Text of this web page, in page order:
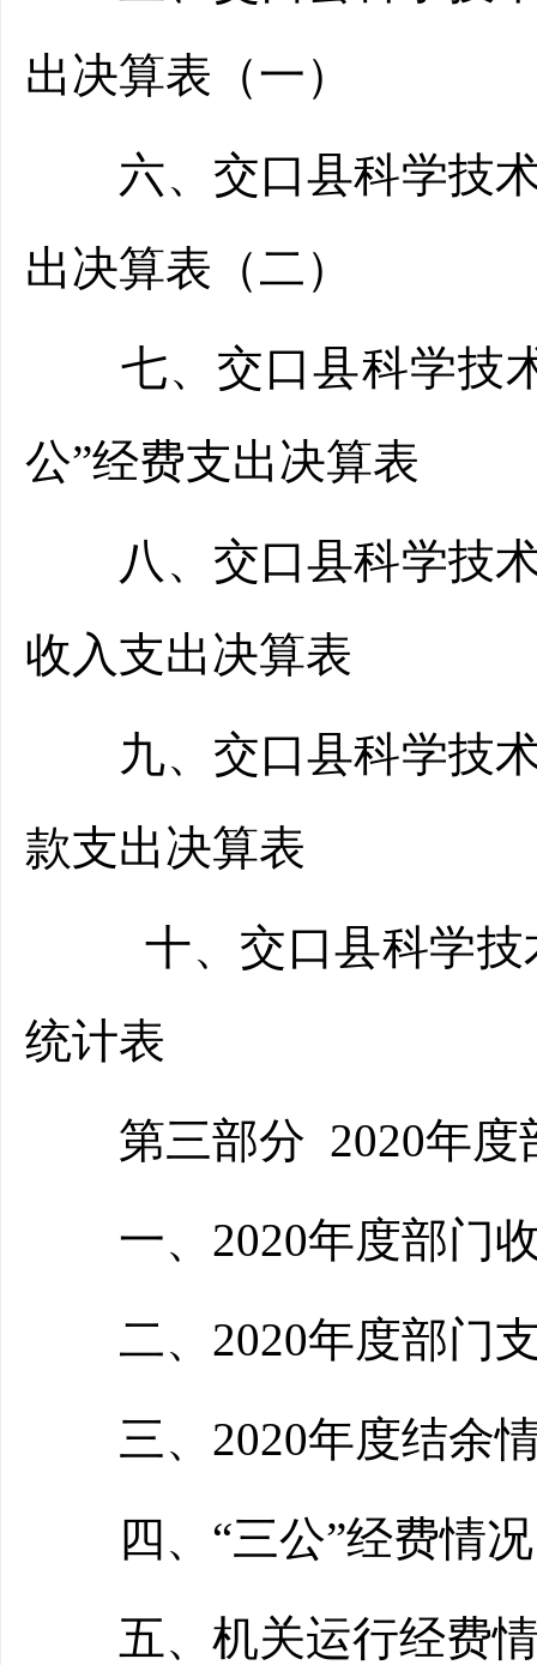
出决算表（一）
六、交口县科学技术
出决算表（二）
七、交口县科学技术
公”经费支出决算表
八、交口县科学技术
收入支出决算表
九、交口县科学技术
款支出决算表
十、交口县科学技术
统计表
第三部分 2020年度
一、2020年度部门收
二、2020年度部门支
三、2020年度结余
四、“三公”经费情况
五、机关运行经费